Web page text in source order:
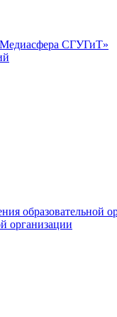
СГУГиТ»
образовательной
организации